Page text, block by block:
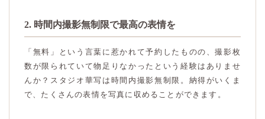
2. 時間内撮影無制限で最高の表情を
「無料」という言葉に惹かれて予約したものの、撮影枚
数が限られていて物足りなかったという経験はありませ
んか？スタジオ華写は時間内撮影無制限。納得がいくま
で、たくさんの表情を写真に収めることができます。